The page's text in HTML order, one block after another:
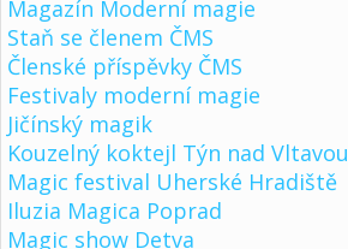
Magazín Moderní magie
Staň se členem ČMS
Členské příspěvky ČMS
Festivaly moderní magie
Jičínský magik
Kouzelný koktejl Týn nad Vltavou
Magic festival Uherské Hradiště
Iluzia Magica Poprad
Magic show Detva